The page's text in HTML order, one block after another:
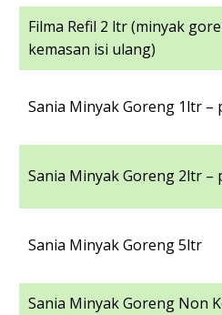
Filma Refil 2 ltr (minyak
kemasan isi ulang)
Sania Minyak Goreng 1ltr –
Sania Minyak Goreng 2ltr –
Sania Minyak Goreng 5ltr
Sania Minyak Goreng Non